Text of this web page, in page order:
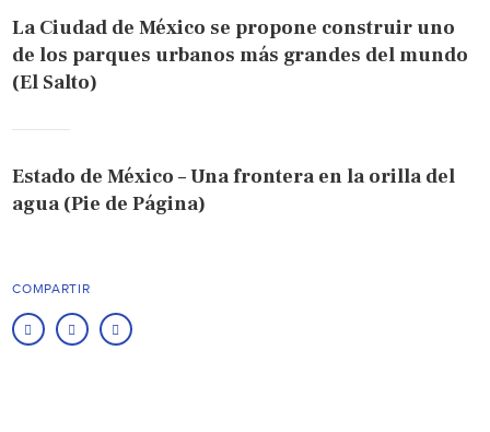
La Ciudad de México se propone construir uno
de los parques urbanos más grandes del mundo
(El Salto)
Estado de México – Una frontera en la orilla del
agua (Pie de Página)
COMPARTIR